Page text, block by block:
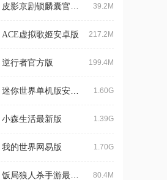
39.2M
ACE虚拟歌姬安卓版 217.2M
逆行者官方版 199.4M
1.60G
小森生活最新版 1.39G
我的世界网易版 1.70G
80.4M